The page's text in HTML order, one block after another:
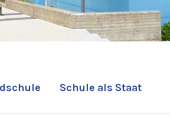
Schule als Staat